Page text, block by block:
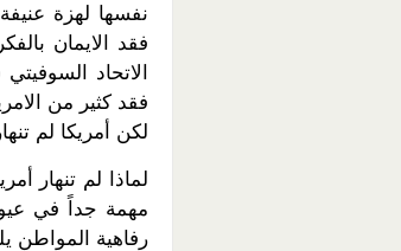
نفسها لهزة
فقد الايمان
الاتحاد
فقد كثير من
لكن أمريكا لم
لماذا لم تنهار
مهمة جداً في
رفاهية المواطن